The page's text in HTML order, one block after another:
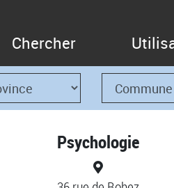
Chercher
Psychologie